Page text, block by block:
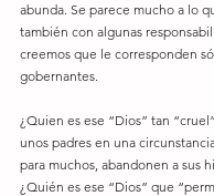
abunda. Se parece mucho a lo
también con algunas
creemos que le corresponden
gobernantes.
¿Quien es ese “Dios” tan
unos padres en una
para muchos, abandonen a sus
¿Quién es ese “Dios” que